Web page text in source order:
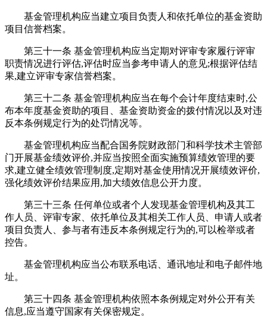
基金管理机构应当建立项目负责人和依托单位的基金资助
项目信誉档案。
第三十一条 基金管理机构应当定期对评审专家履行评审
职责情况进行评估,评估时应当参考申请人的意见;根据评估结
果,建立评审专家信誉档案。
第三十二条 基金管理机构应当在每个会计年度结束时,公
布本年度基金资助的项目、基金资助资金的拨付情况以及对违
反本条例规定行为的处罚情况等。
基金管理机构应当配合国务院财政部门和科学技术主管部
门开展基金绩效评价,并应当按照全面实施预算绩效管理的要
求,建立健全绩效管理制度,定期对基金使用情况开展绩效评价,
强化绩效评价结果应用,加大绩效信息公开力度。
第三十三条 任何单位或者个人发现基金管理机构及其工
作人员、评审专家、依托单位及其相关工作人员、申请人或者
项目负责人、参与者有违反本条例规定行为的,可以检举或者
控告。
基金管理机构应当公布联系电话、通讯地址和电子邮件地
址。
第三十四条 基金管理机构依照本条例规定对外公开有关
信息,应当遵守国家有关保密规定。